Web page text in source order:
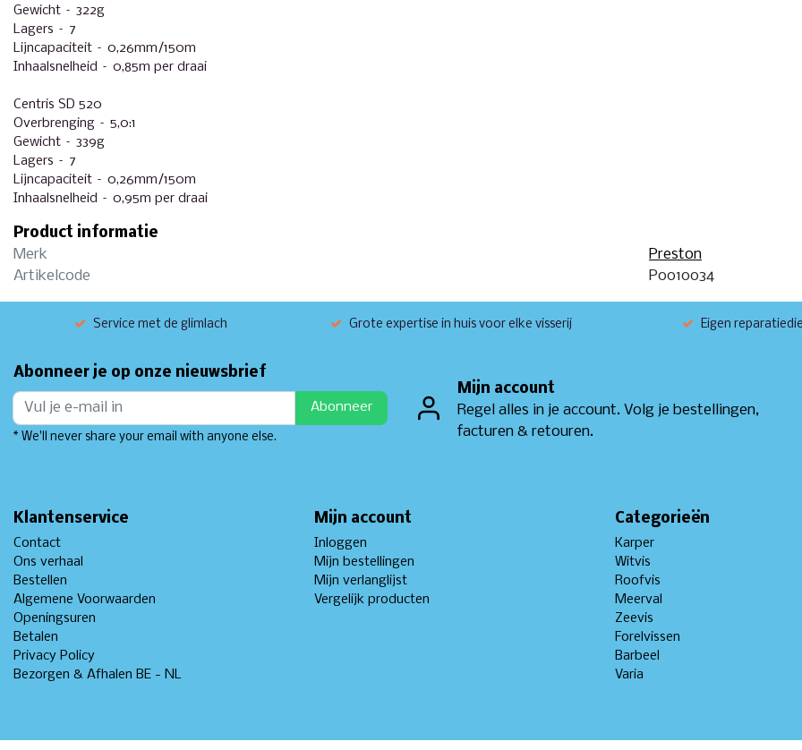
Gewicht – 322g
Lagers – 7
Lijncapaciteit – 0,26mm/150m
Inhaalsnelheid – 0,85m per draai
Centris SD 520
Overbrenging – 5,0:1
Gewicht – 339g
Lagers – 7
Lijncapaciteit – 0,26mm/150m
Inhaalsnelheid – 0,95m per draai
Product informatie
Merk
Preston
Artikelcode
P0010034
Service met de glimlach Grote expertise in huis voor elke visserij Eigen
Abonneer je op onze nieuwsbrief
Abonneer
* We'll never share your email with anyone else.
Mijn account
Regel alles in je account. Volg je bestellingen,
facturen & retouren.
Klantenservice
Contact
Ons verhaal
Bestellen
Algemene Voorwaarden
Openingsuren
Betalen
Privacy Policy
Bezorgen & Afhalen BE - NL
Mijn account
Inloggen
Mijn bestellingen
Mijn verlanglijst
Vergelijk producten
Categorieën
Karper
Witvis
Roofvis
Meerval
Zeevis
Forelvissen
Barbeel
Varia